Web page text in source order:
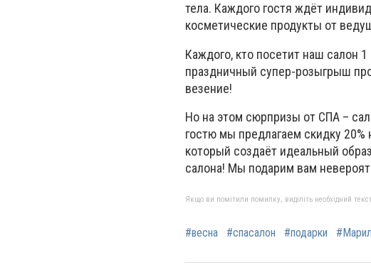
тела. Каждого гостя ждёт
косметические продукты от
Каждого, кто посетит наш салон
праздничный супер-розыгрыш
везение!
Но на этом сюрпризы от СПА –
гостю мы предлагаем скидку
который создаёт идеальный
салона! Мы подарим вам
Якщо ви помітили помилку, виділіть необхідний
#весна #спасалон #подарки